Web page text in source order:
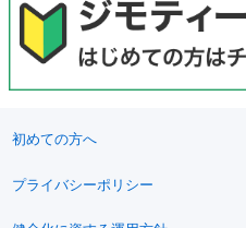
初めての方へ
プライバシーポリシー